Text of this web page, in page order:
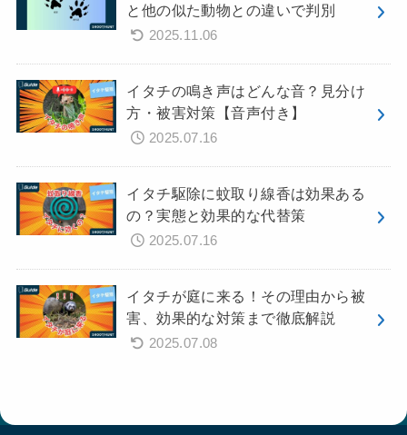
と他の似た動物との違いで判別
2025.11.06
イタチの鳴き声はどんな音？見分け
方・被害対策【音声付き】
2025.07.16
イタチ駆除に蚊取り線香は効果ある
の？実態と効果的な代替策
2025.07.16
イタチが庭に来る！その理由から被
害、効果的な対策まで徹底解説
2025.07.08